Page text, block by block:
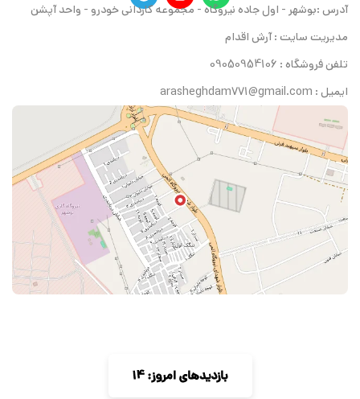
آدرس :بوشهر - اول جاده نیروگاه - مجموعه کاردانی خودرو - واحد آپشن
مدیریت سایت : آرش اقدام
تلفن فروشگاه : 09050954106
ایمیل : arasheghdam771@gmail.com
بازدیدهای امروز: 14